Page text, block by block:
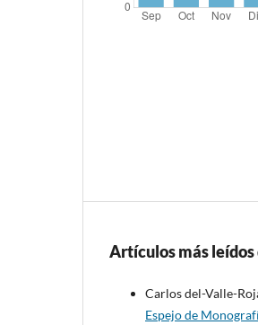
Artículos más
Carlos del-Valle-
Espejo de